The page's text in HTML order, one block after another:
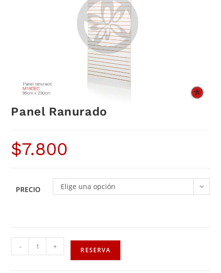
Panel Ranurado
$7.800
PRECIO Elige una opción
- + RESERVA